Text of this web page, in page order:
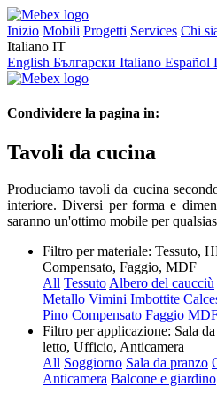
Inizio Mobili Progetti Services Chi
Italiano IT
English Български Italiano Español
Condividere la pagina in:
Tavoli da cucina
Produciamo tavoli da cucina
interiore. Diversi per forma e
saranno un'ottimo mobile per
Filtro per materiale: Tessuto,
Compensato, Faggio, MDF
All TessutoAlbero del caucciù
Metallo Vimini Imbottite
Pino Compensato Faggio
Filtro per applicazione: Sala
letto, Ufficio, Anticamera
All Soggiorno Sala da pranzo
Anticamera Balcone e giardino